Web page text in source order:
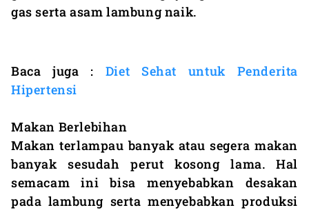
gas serta asam lambung naik.
Baca juga : Diet Sehat untuk Penderita
Hipertensi
Makan Berlebihan
Makan terlampau banyak atau segera makan
banyak sesudah perut kosong lama. Hal
semacam ini bisa menyebabkan desakan
pada lambung serta menyebabkan produksi